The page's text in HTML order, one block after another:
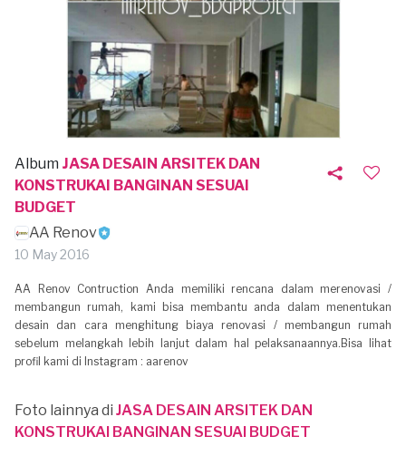
Album JASA DESAIN ARSITEK DAN
KONSTRUKAI BANGINAN SESUAI
BUDGET
AA Renov
10 May 2016
AA Renov Contruction Anda memiliki rencana dalam merenovasi /
membangun rumah, kami bisa membantu anda dalam menentukan
desain dan cara menghitung biaya renovasi / membangun rumah
sebelum melangkah lebih lanjut dalam hal pelaksanaannya.Bisa lihat
profil kami di Instagram : aarenov
Foto lainnya di JASA DESAIN ARSITEK DAN
KONSTRUKAI BANGINAN SESUAI BUDGET